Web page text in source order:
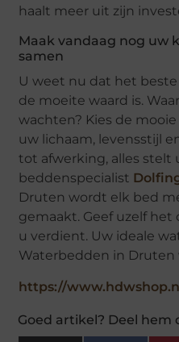
haalt meer uit zijn
Maak vandaag nog uw
samen
U weet nu dat het
de moeite waard is.
wachten? Kies de
uw lichaam, levensstijl
tot afwerking, alles stelt
beddenspecialist
Druten wordt elk bed
gemaakt. Geef uzelf
u verdient. Uw ideale
Waterbedden in Druten
https://
Goed artikel? Deel hem